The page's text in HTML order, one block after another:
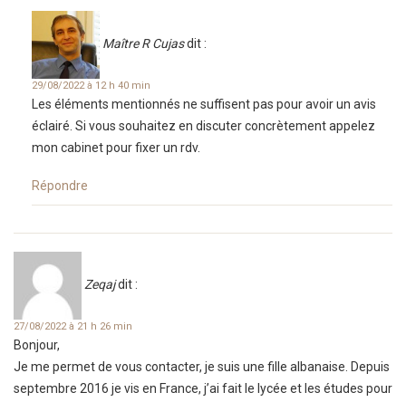
Maître R Cujasdit :
29/08/2022 à 12 h 40 min
Les éléments mentionnés ne suffisent pas pour avoir un avis
éclairé. Si vous souhaitez en discuter concrètement appelez
mon cabinet pour fixer un rdv.
Répondre
Zeqajdit :
27/08/2022 à 21 h 26 min
Bonjour,
Je me permet de vous contacter, je suis une fille albanaise. Depuis
septembre 2016 je vis en France, j’ai fait le lycée et les études pour